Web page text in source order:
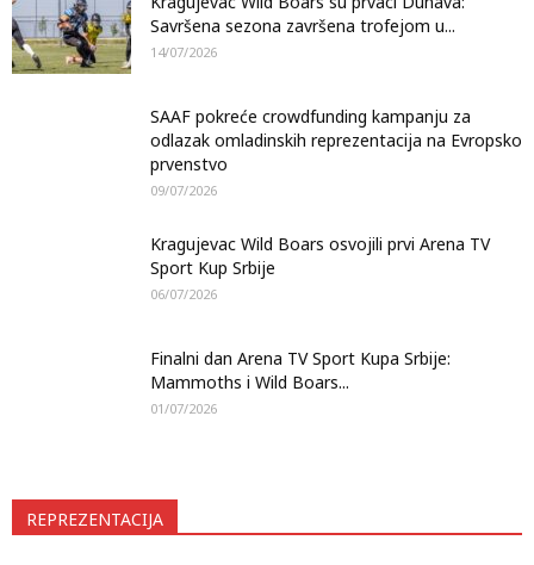
Savršena sezona završena trofejom u...
14/07/2026
SAAF pokreće crowdfunding kampanju za
odlazak omladinskih reprezentacija na Evropsko
prvenstvo
09/07/2026
Kragujevac Wild Boars osvojili prvi Arena TV
Sport Kup Srbije
06/07/2026
Finalni dan Arena TV Sport Kupa Srbije:
Mammoths i Wild Boars...
01/07/2026
REPREZENTACIJA